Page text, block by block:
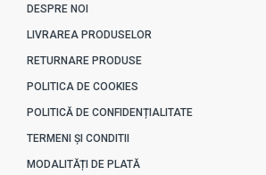
DESPRE NOI
LIVRAREA PRODUSELOR
RETURNARE PRODUSE
POLITICA DE COOKIES
POLITICĂ DE CONFIDENȚIALITATE
TERMENI ȘI CONDITII
MODALITĂȚI DE PLATĂ